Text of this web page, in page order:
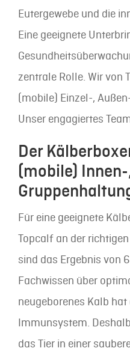
Eutergewebe und die
Eine geeignete
zentrale Rolle. Wir von
(mobile) Einzel-,
Unser engagiertes
Der
(mobile)
Für eine geeignete
Topcalf an der
sind das Ergebnis von
Fachwissen über
neugeborenes Kalb
Immunsystem.
das Tier in einer